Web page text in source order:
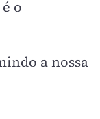
o
a nossa